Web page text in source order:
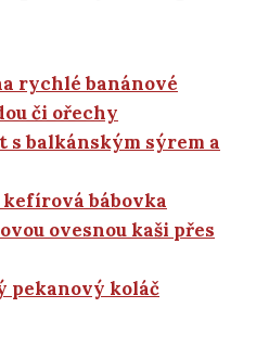
rychlé banánové
či ořechy
s balkánským sýrem a
bábovka
ovesnou kaši přes
pekanový koláč